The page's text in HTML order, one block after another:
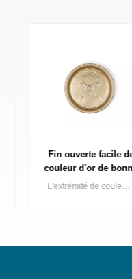
Fin ouverte facile de
couleur d'or de bonne
qualité pour
L'extrémité de couleur dorée fait briller votre canette de boisson sur l'étagère, Baofeng propose une série complète d'extrémités de canettes dorées comprenant du doré clair, du doré foncé.